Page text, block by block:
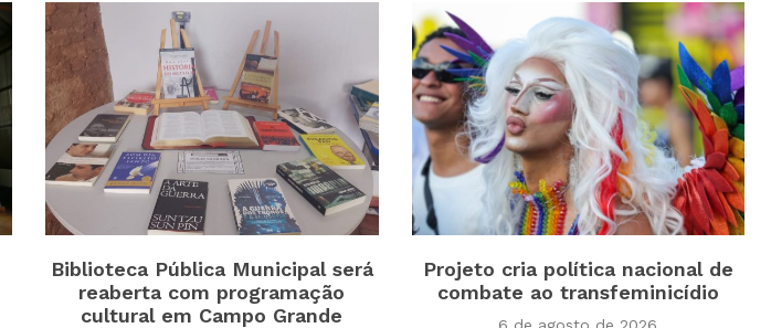
Biblioteca Pública Municipal será
reaberta com programação
cultural em Campo Grande
Projeto cria política nacional de
combate ao transfeminicídio